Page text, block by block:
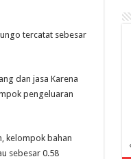
tercatat sebesar
dan jasa Karena
pengeluaran
kelompok bahan
sebesar 0.58